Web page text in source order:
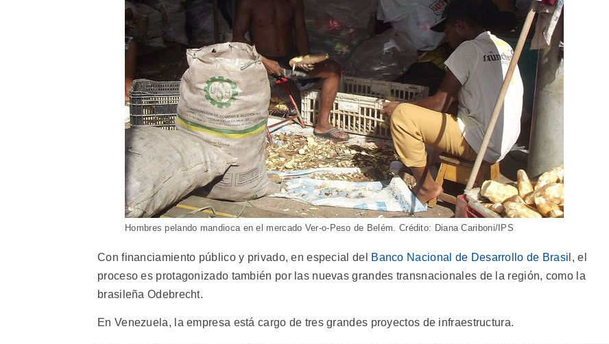
Hombres pelando mandioca en el mercado Ver-o-Peso de Belém. Crédito: Diana Cariboni/IPS
Con financiamiento público y privado, en especial del Banco Nacional de Desarrollo de Brasi l, el
proceso es protagonizado también por las nuevas grandes transnacionales de la región, como la
brasileña Odebrecht.
En Venezuela, la empresa está cargo de tres grandes proyectos de infraestructura.